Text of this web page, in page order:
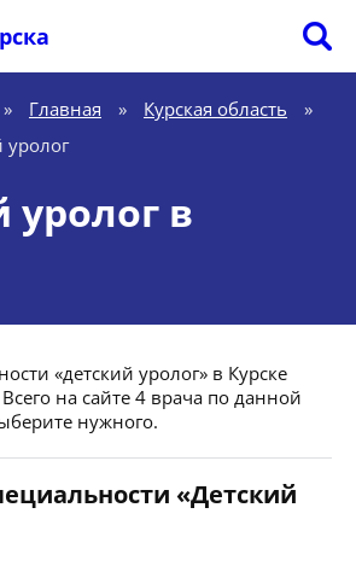
Главная » Курская область
»
уролог
уролог в
«детский уролог» в Курске
Всего на сайте 4 врача по данной
нужного.
«Детский